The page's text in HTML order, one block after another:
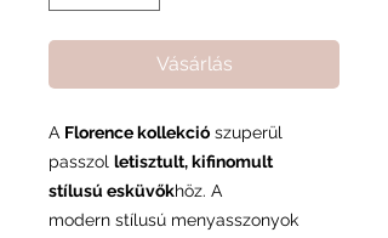
Vásárlás
A Florence kollekció szuperül
passzol letisztult, kifinomult
stílusú esküvőkhöz. A
modern stílusú menyasszonyok